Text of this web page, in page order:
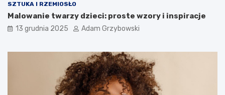
SZTUKA I RZEMIOSŁO
Malowanie twarzy dzieci: proste wzory i inspiracje
13 grudnia 2025 Adam Grzybowski